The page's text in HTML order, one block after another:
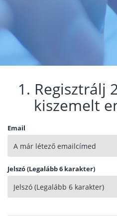
1. Regisztrálj
kiszemelt
Email
Jelszó (Legalább 6 karakter)